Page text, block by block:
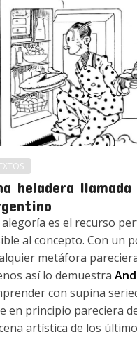
heladera
alegoría es el recurso
al concepto. Con un
metáfora
así lo demuestra
con supina
en principio pareciera
artística de los